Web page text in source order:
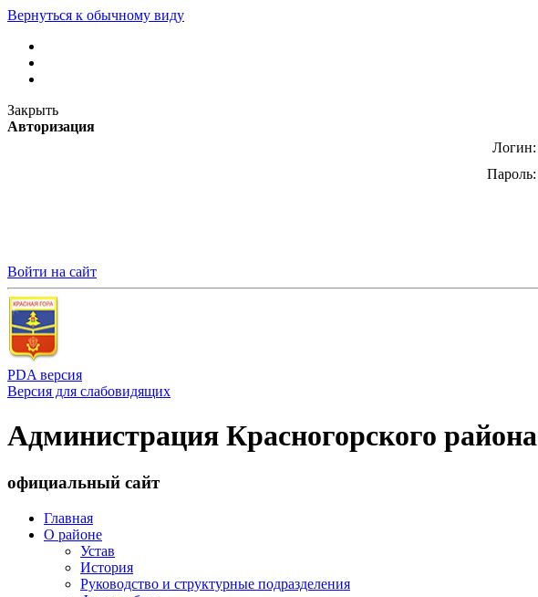
Вернуться к обычному виду
Закрыть
Авторизация
Логин:
Пароль:
Войти на сайт
PDA версия
Версия для слабовидящих
Администрация Красногорского района
официальный сайт
Главная
О районе
Устав
История
Руководство и структурные подразделения